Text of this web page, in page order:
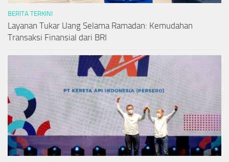
BERITA TERKINI
Layanan Tukar Uang Selama Ramadan: Kemudahan
Transaksi Finansial dari BRI